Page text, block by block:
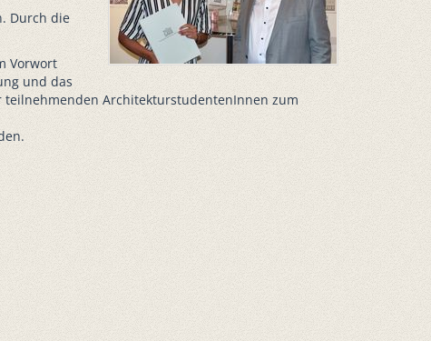
Durch die
Vorwort
und das
teilnehmenden ArchitekturstudentenInnen zum